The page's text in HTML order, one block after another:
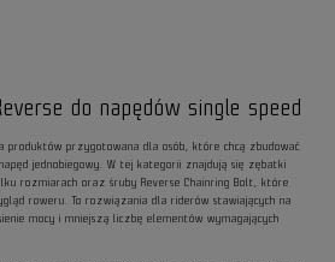
do napędów single speed
produktów przygotowana dla osób, które chcą zbudować
jednobiegowy. W tej kategorii znajdują się zębatki
rozmiarach oraz śruby Reverse Chainring Bolt, które
roweru. To rozwiązania dla riderów stawiających na
mocy i mniejszą liczbę elementów wymagających